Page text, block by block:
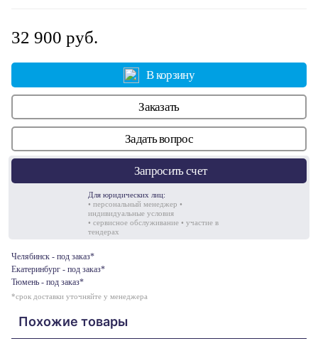
32 900 руб.
В корзину
Заказать
Задать вопрос
Запросить счет
Для юридических лиц:
• персональный менеджер •
индивидуальные условия
• сервисное обслуживание • участие в
тендерах
Челябинск - под заказ*
Екатеринбург - под заказ*
Тюмень - под заказ*
*срок доставки уточняйте у менеджера
Похожие товары